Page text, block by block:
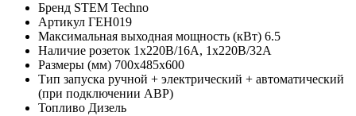
Бренд STEM Techno
Артикул ГЕН019
Максимальная выходная мощность (кВт) 6.5
Наличие розеток 1х220В/16A, 1х220В/32A
Размеры (мм) 700х485х600
Тип запуска ручной + электрический + автоматический
(при подключении АВР)
Топливо Дизель